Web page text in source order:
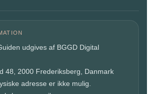
udgives af BGGD Digital
48, 2000 Frederiksberg, Danmark
adresse er ikke mulig.